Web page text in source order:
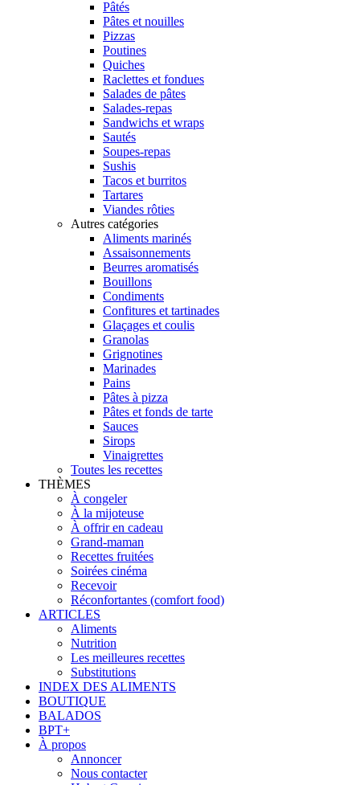
Pâtés
Pâtes et nouilles
Pizzas
Poutines
Quiches
Raclettes et fondues
Salades de pâtes
Salades-repas
Sandwichs et wraps
Sautés
Soupes-repas
Sushis
Tacos et burritos
Tartares
Viandes rôties
Autres catégories
Aliments marinés
Assaisonnements
Beurres aromatisés
Bouillons
Condiments
Confitures et tartinades
Glaçages et coulis
Granolas
Grignotines
Marinades
Pains
Pâtes à pizza
Pâtes et fonds de tarte
Sauces
Sirops
Vinaigrettes
Toutes les recettes
THÈMES
À congeler
À la mijoteuse
À offrir en cadeau
Grand-maman
Recettes fruitées
Soirées cinéma
Recevoir
Réconfortantes (comfort food)
ARTICLES
Aliments
Nutrition
Les meilleures recettes
Substitutions
INDEX DES ALIMENTS
BOUTIQUE
BALADOS
BPT+
À propos
Annoncer
Nous contacter